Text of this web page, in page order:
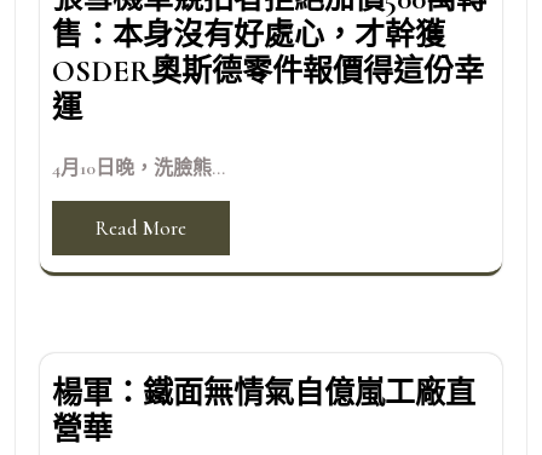
售：本身沒有好處心，才幹獲
OSDER奧斯德零件報價得這份幸
運
4月10日晚，洗臉熊...
Read More
楊軍：鐵面無情氣自億嵐工廠直
營華